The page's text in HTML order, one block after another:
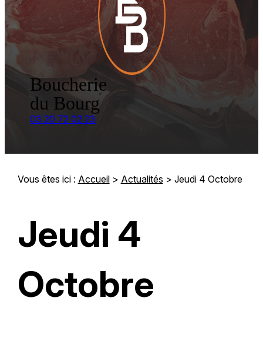
Boucherie
du Bourg
03 20 72 02 23
Vous êtes ici : Accueil> Actualités > Jeudi 4 Octobre
Jeudi 4
Octobre